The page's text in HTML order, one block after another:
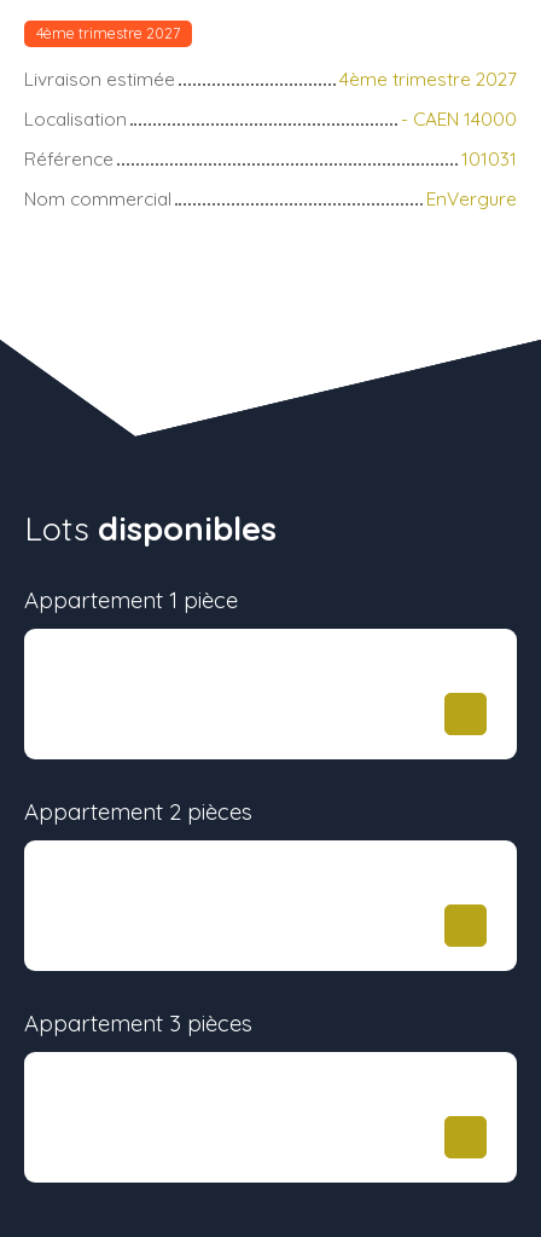
4ème trimestre 2027
Livraison estimée
4ème trimestre 2027
Localisation
- CAEN 14000
Référence
101031
Nom commercial
EnVergure
Lots disponibles
Appartement 1 pièce
Appartement 2 pièces
Appartement 3 pièces